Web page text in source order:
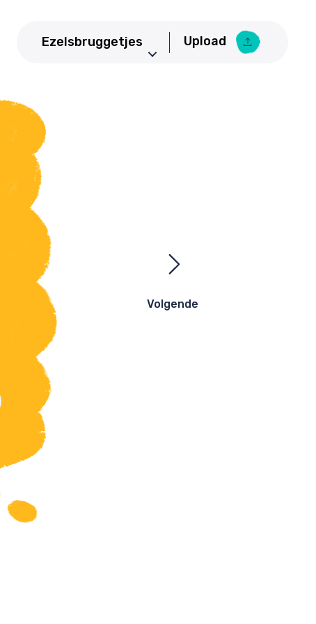
Ezelsbruggetjes
Aardrijkskunde
Duits
Economie
Engels
Geneeskunde
Geschiedenis
Grieks
Informatica
Latijn
Maatschappijleer
Muziek
Natuurkunde
Nederlands
Upload
Volgende